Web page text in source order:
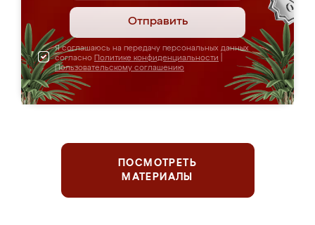
Отправить
Я соглашаюсь на передачу персональных данных
согласно Политике конфиденциальности
Пользовательскому соглашению
ПОСМОТРЕТЬ
МАТЕРИАЛЫ